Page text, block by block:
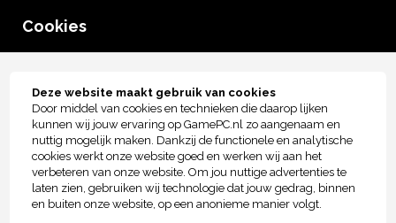
Cookies
Deze website maakt gebruik van cookies
Door middel van cookies en technieken die daarop lijken
kunnen wij jouw ervaring op GamePC.nl zo aangenaam en
nuttig mogelijk maken. Dankzij de functionele en analytische
cookies werkt onze website goed en werken wij aan het
verbeteren van onze website. Om jou nuttige advertenties te
laten zien, gebruiken wij technologie dat jouw gedrag, binnen
en buiten onze website, op een anonieme manier volgt.
Kies op game
Kies jouw games en wij stellen de beste Game PC
voor jou samen!